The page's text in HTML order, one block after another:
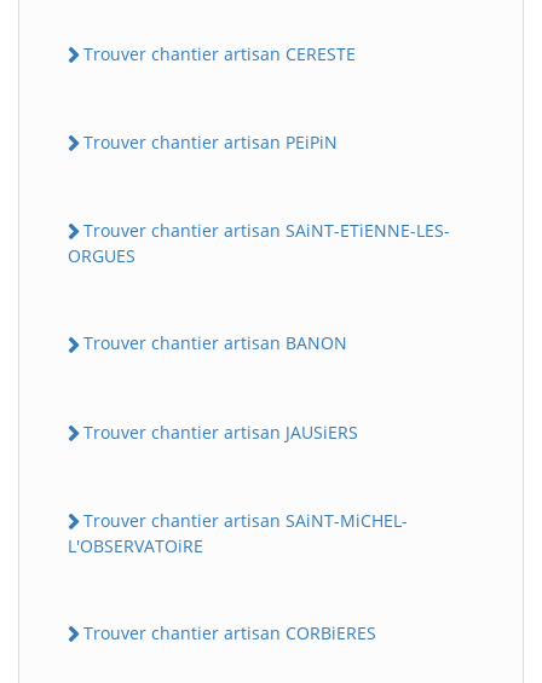
Trouver chantier artisan CERESTE
Trouver chantier artisan PEiPiN
Trouver chantier artisan SAiNT-ETiENNE-LES-
ORGUES
Trouver chantier artisan BANON
Trouver chantier artisan JAUSiERS
Trouver chantier artisan SAiNT-MiCHEL-
L'OBSERVATOiRE
Trouver chantier artisan CORBiERES